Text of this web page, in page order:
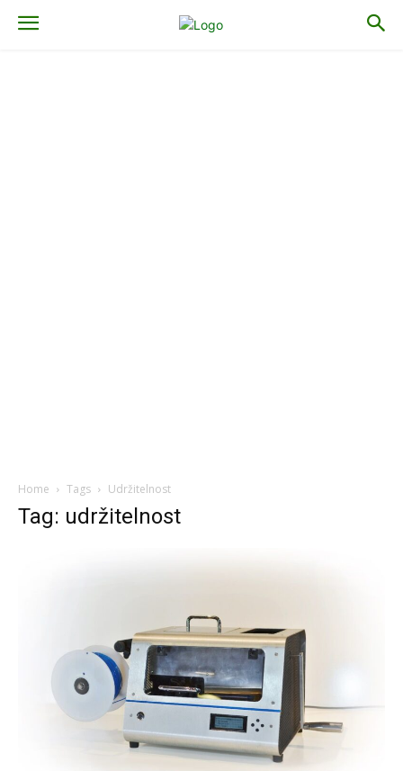
Home Tags Udržitelnost
Tag: udržitelnost